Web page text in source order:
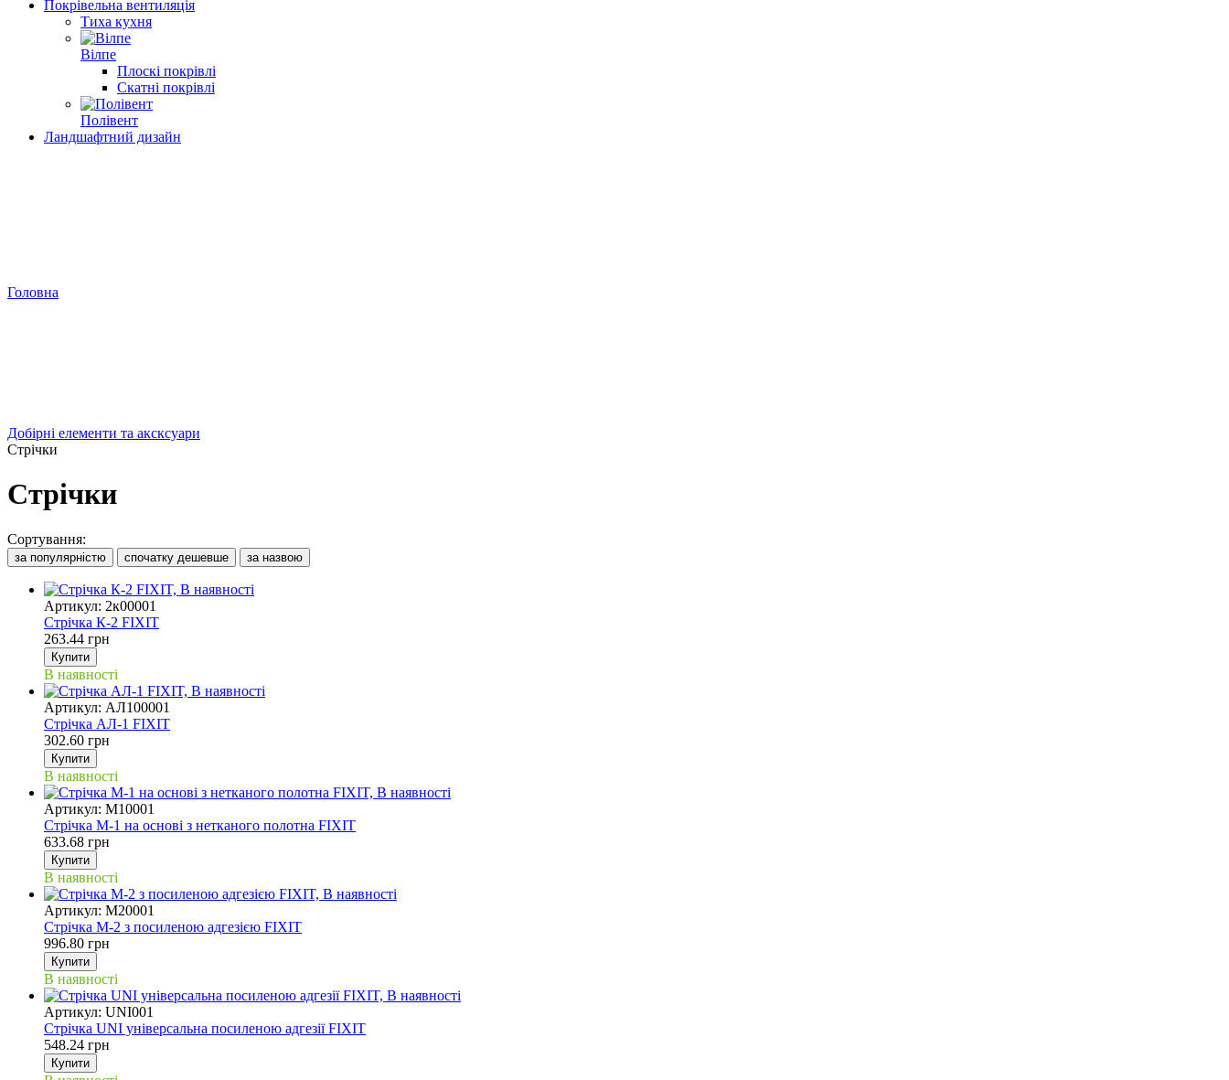
Покрівельна вентиляція
Тиха кухня
Вілпе
Плоскі покрівлі
Скатні покрівлі
Полівент
Ландшафтний дизайн
Головна
Добірні елементи та аксксуари
Стрічки
Стрічки
Сортування:
за популярністю спочатку дешевше за назвою
Артикул: 2к00001
Стрічка К-2 FIXIT
263.44 грн
Купити
В наявності
Артикул: АЛ100001
Стрічка АЛ-1 FIXIT
302.60 грн
Купити
В наявності
Артикул: M10001
Стрічка М-1 на основі з нетканого полотна FIXIT
633.68 грн
Купити
В наявності
Артикул: М20001
Стрічка М-2 з посиленою адгезією FIXIT
996.80 грн
Купити
В наявності
Артикул: UNI001
Стрічка UNI універсальна посиленою адгезії FIXIT
548.24 грн
Купити